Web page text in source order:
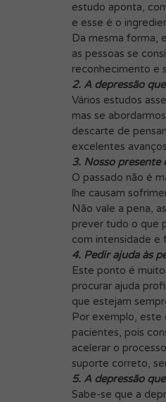
estudo aponta,
e esse é o
Da mesma forma,
as pessoas se
reconhecimento e
2. A depressão
Vários estudos
mas se
descarte de
excelentes
3. Nosso presente
O passado não é
lhe causam
Não vale a pena,
prever tudo o que
com intensidade e
4. Pedir ajuda às
Este ponto é
procurar ajuda
que estejam
Por exemplo,
pacientes, pois
acelerar o
suporte correto,
5. A depressão
Sabe-se que a